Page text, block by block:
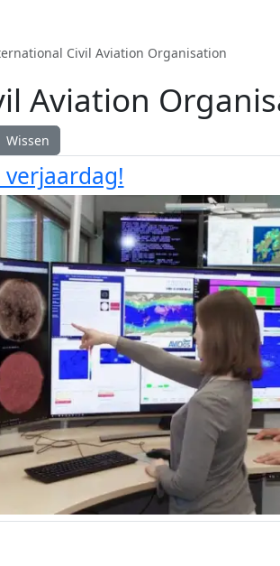
Civil Aviation Organisation
Aviation
Wissen
verjaardag!